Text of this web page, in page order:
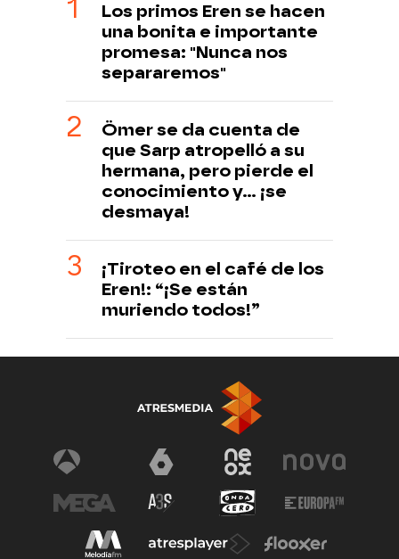
Los primos Eren se hacen
una bonita e importante
promesa: "Nunca nos
separaremos"
Ömer se da cuenta de
que Sarp atropelló a su
hermana, pero pierde el
conocimiento y... ¡se
desmaya!
¡Tiroteo en el café de los
Eren!: “¡Se están
muriendo todos!”